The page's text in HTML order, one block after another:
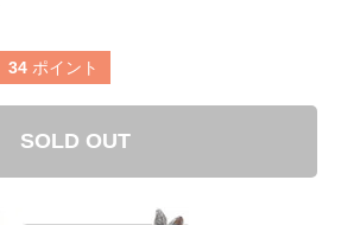
34 ポイント
SOLD OUT